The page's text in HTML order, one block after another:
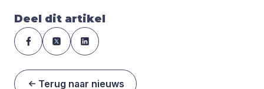
Deel dit artikel
Terug naar nieuws